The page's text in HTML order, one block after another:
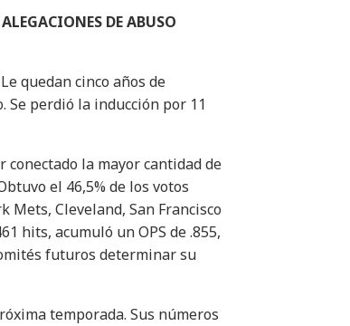
DE ABUSO
quedan cinco años de
Se perdió la inducción por 11
conectado la mayor cantidad de
el 46,5% de los votos
Mets, Cleveland, San Francisco
hits, acumuló un OPS de .855,
futuros determinar su
temporada. Sus números